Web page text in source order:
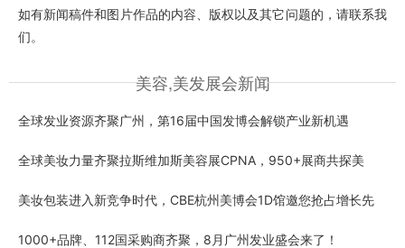
如有新闻稿件和图片作品的内容、版权以及其它问题的，请联系我
们。
美容,美发展会新闻
全球发业资源齐聚广州，第16届中国发博会解锁产业新机遇
全球美妆力量齐聚拉斯维加斯美容展CPNA，950+展商共探美
美妆包装进入新竞争时代，CBE杭州美博会1D馆邀您抢占增长先
1000+品牌、112国采购商齐聚，8月广州发业盛会来了！